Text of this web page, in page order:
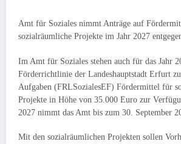
Amt für Soziales nimmt Anträge auf
sozialräumliche Projekte im Jahr 2027
Im Amt für Soziales stehen auch für das Jahr
Förderrichtlinie der Landeshauptstadt Erfurt
Aufgaben (FRLSozialesEF) Fördermittel für
Projekte in Höhe von 35.000 Euro zur
2027 nimmt das Amt bis zum 30. September
Mit den sozialräumlichen Projekten sollen